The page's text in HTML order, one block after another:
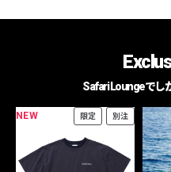
Safari Loungeでし
NEW 限定 別注